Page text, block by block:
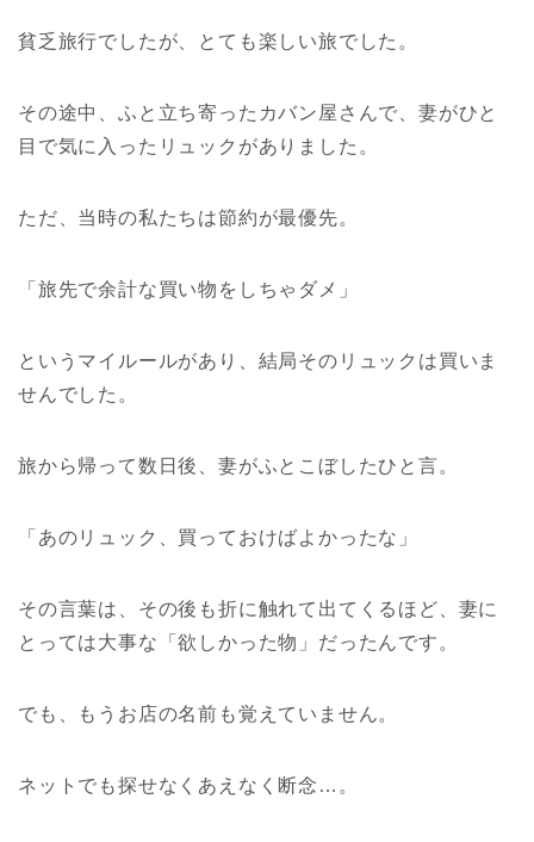
貧乏旅行でしたが、とても楽しい旅でした。
その途中、ふと立ち寄ったカバン屋さんで、妻がひと
目で気に入ったリュックがありました。
ただ、当時の私たちは節約が最優先。
「旅先で余計な買い物をしちゃダメ」
というマイルールがあり、結局そのリュックは買いま
せんでした。
旅から帰って数日後、妻がふとこぼしたひと言。
「あのリュック、買っておけばよかったな」
その言葉は、その後も折に触れて出てくるほど、妻に
とっては大事な「欲しかった物」だったんです。
でも、もうお店の名前も覚えていません。
ネットでも探せなくあえなく断念…。